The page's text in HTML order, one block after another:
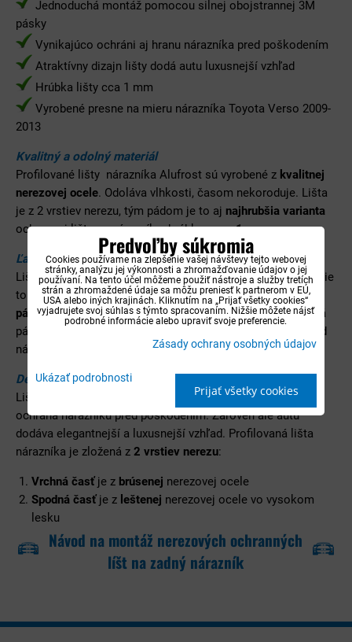
Jednoduchá montáž pomocou silnej obojstrannej 3M
pásky
Vynikajúco ochráni aj hranu nárazníka pred poškodením
Atraktívny dizajn lišty dodá autu luxusnejší vzhľad
Hrúbka lišty cca 1 mm
Vyrobené presne na mieru nárazníka Toyota Verso 2009-
2013
Kvalitný a odolný materiál
Profilované lišty nárazníka Alufrost sú vyrobené z kvalitnej
nerezovej ocele. Odoláva vlhkosti, časom nekoroduje. Lišta
je z 2 vrstiev nerezu, tým pádom je to aj najhrubšia varianta
ochrannej lišty na nárazník s hrúbkou cca1 mm.
Ľahká a rýchla montáž na nárazník
Lištu nárazníka Alufrost zvládte nalepiť úplne každý a zaberie
to len pár minút. Na nalepenie slúži silnáobojstranná 3M
páska, ktorá dokonale prilepí lištu k nárazníku. Obojstranná
páska ani časom
, takže nehrozí odliepanie lišty od
nárazníka
Dekoratívny aj ochranný prvok auta
Lišta profilovaná od výrobcu Alufrost slúži hlavne ako
ochrana nárazníku pred poškodením. Zároveň ale autu
dodáva elegantnejší a luxusnejší vzhľad. Profilovaná lišta
nárazníka je zložená z 2 vrstiev nerezu:
Vrchná časťje z brúsenej nerezovej ocele
Spodná časťje z leštenej nerezovej ocele vo vysokom
lesku
Návod na montáž nerezových ochranných
líšt na zadný nárazník
Predvoľby súkromia
Cookies používame na zlepšenie vašej návštevy tejto webovej
stránky, analýzu jej výkonnosti a zhromažďovanie údajov o jej
používaní. Na tento účel môžeme použiť nástroje a služby tretích
strán a zhromaždené údaje sa môžu preniesť k partnerom v EÚ,
USA alebo iných krajinách. Kliknutím na „Prijať všetky cookies“
vyjadrujete svoj súhlas s týmto spracovaním. Nižšie môžete nájsť
podrobné informácie alebo upraviť svoje preferencie.
Zásady ochrany osobných údajov
Ukázať podrobnosti
Prijať všetky cookies